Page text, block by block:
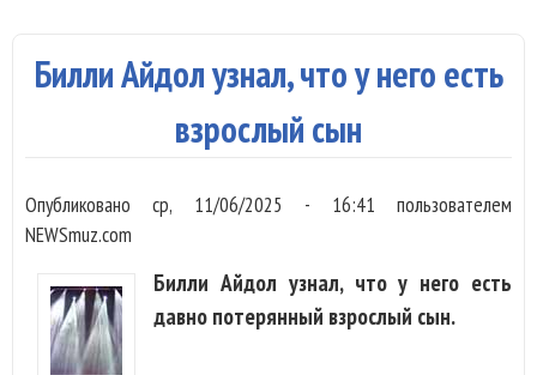
Билли Айдол узнал, что у него есть
взрослый сын
Опубликованоср, 11/06/2025 - 16:41 пользователем
NEWSmuz.com
Билли Айдол узнал, что у него есть
давно потерянный взрослый сын.